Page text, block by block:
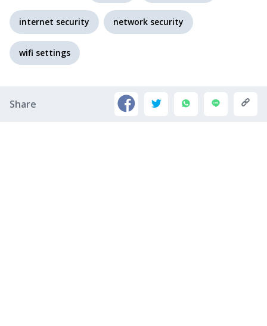
internet security network security
wifi settings
Share